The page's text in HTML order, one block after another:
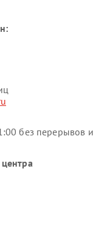
без перерывов
центра